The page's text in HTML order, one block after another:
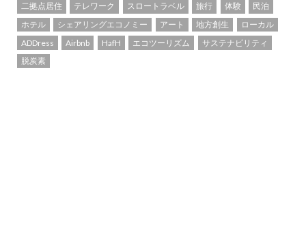
二拠点居住
テレワーク スロートラベル 旅行 体験
民泊
ホテル
シェアリングエコノミー アート 地方創生
ローカル
ADDress
Airbnb HafH エコツーリズム
サステナビリティ
脱炭素